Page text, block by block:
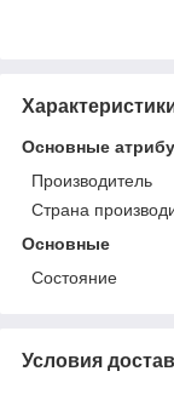
Основные
Производитель
Страна
Основные
Состояние
Условия